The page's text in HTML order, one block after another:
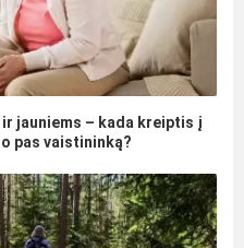
jauniems – kada kreiptis į
pas vaistininką?